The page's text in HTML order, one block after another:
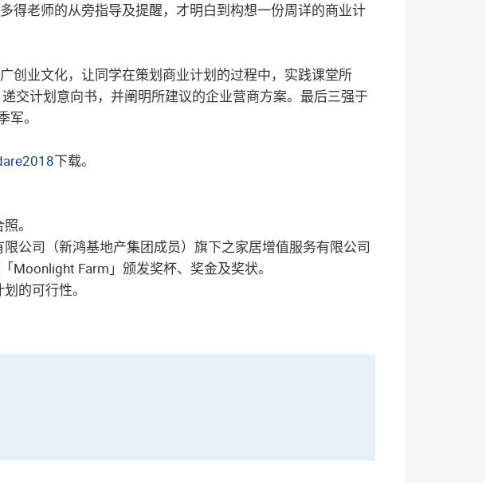
得老师的从旁指导及提醒，才明白到构想一份周详的商业计
创业文化，让同学在策划商业计划的过程中，实践课堂所
交计划意向书，并阐明所建议的企业营商方案。最后三强于
。
下载。
。
公司（新鸿基地产集团成员）旗下之家居增值服务有限公司
Farm」颁发奖杯、奖金及奖状。
的可行性。